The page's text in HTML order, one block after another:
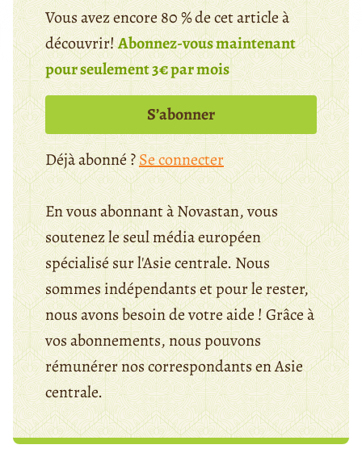
Vous avez encore 80 % de cet article à
découvrir!Abonnez-vous maintenant
pour seulement 3€ par mois
S’abonner
Déjà abonné ?Se connecter
En vous abonnant à Novastan, vous
soutenez le seul média européen
spécialisé sur l'Asie centrale. Nous
sommes indépendants et pour le rester,
nous avons besoin de votre aide ! Grâce à
vos abonnements, nous pouvons
rémunérer nos correspondants en Asie
centrale.